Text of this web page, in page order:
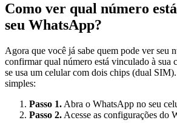
Como ver qual número
seu WhatsApp?
Agora que você já sabe quem pode ver seu
confirmar qual número está vinculado à sua
se usa um celular com dois chips (dual SIM).
simples:
Passo 1. Abra o WhatsApp no seu
Passo 2. Acesse as configurações do